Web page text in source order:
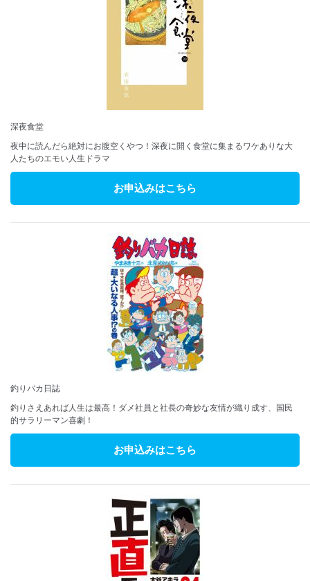
深夜食堂
夜中に読んだら絶対にお腹空くやつ！深夜に開く食堂に集まるワケありな大
人たちのエモい人生ドラマ
お申込みはこちら
釣りバカ日誌
釣りさえあれば人生は最高！ダメ社員と社長の奇妙な友情が織り成す、国民
的サラリーマン喜劇！
お申込みはこちら